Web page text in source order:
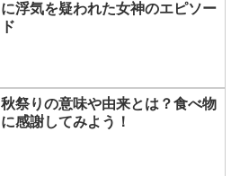
に浮気を疑われた女神のエピソー
ド
秋祭りの意味や由来とは？食べ物
に感謝してみよう！